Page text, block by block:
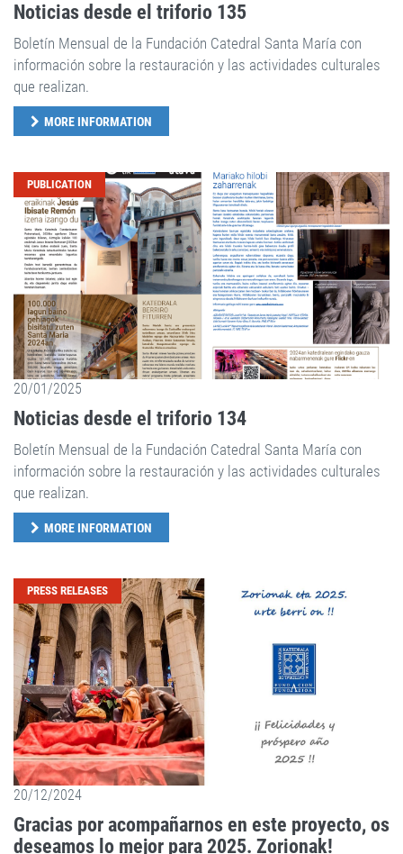
Noticias desde el triforio 135
Boletín Mensual de la Fundación Catedral Santa María con
información sobre la restauración y las actividades culturales
que realizan.
MORE INFORMATION
PUBLICATION
20/01/2025
Noticias desde el triforio 134
Boletín Mensual de la Fundación Catedral Santa María con
información sobre la restauración y las actividades culturales
que realizan.
MORE INFORMATION
PRESS RELEASES
20/12/2024
Gracias por acompañarnos en este proyecto, os
deseamos lo mejor para 2025. Zorionak!